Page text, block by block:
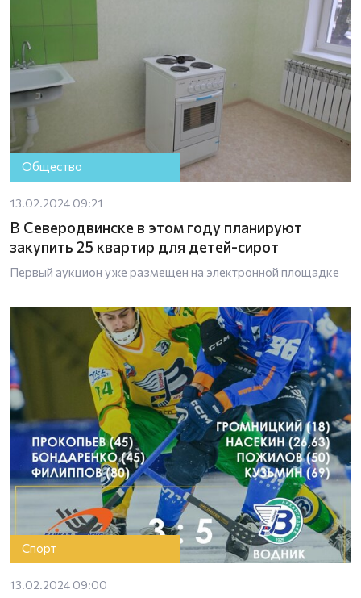
Общество
13.02.2024 09:21
В Северодвинске в этом году планируют
закупить 25 квартир для детей-сирот
Первый аукцион уже размещен на электронной площадке
Спорт
13.02.2024 09:00